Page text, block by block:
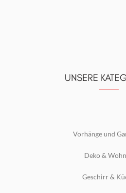
UNSERE
Vorhänge und
Deko &
Geschirr &